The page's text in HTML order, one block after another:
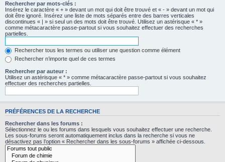
Rechercher par mots-clés :
Insérez le caractère « + » devant un mot qui doit être trouvé et « - » devant un mot qui
doit être ignoré. Insérez une liste de mots séparés entre des barres verticales
discontinues « | » si seul un des mots doit être trouvé. Utilisez un astérisque « * »
comme métacaractère passe-partout si vous souhaitez effectuer des recherches
partielles.
Rechercher tous les termes ou utiliser une question comme élément
Rechercher n’importe quel de ces termes
Rechercher par auteur :
Utilisez un astérisque « * » comme métacaractère passe-partout si vous souhaitez
effectuer des recherches partielles.
PRÉFÉRENCES DE LA RECHERCHE
Rechercher dans les forums :
Sélectionnez le ou les forums dans lesquels vous souhaitez effectuer une recherche.
Les sous-forums seront automatiquement inclus dans la recherche si vous ne
désactivez pas l’option « Rechercher dans les sous-forums » affichée ci-dessous.